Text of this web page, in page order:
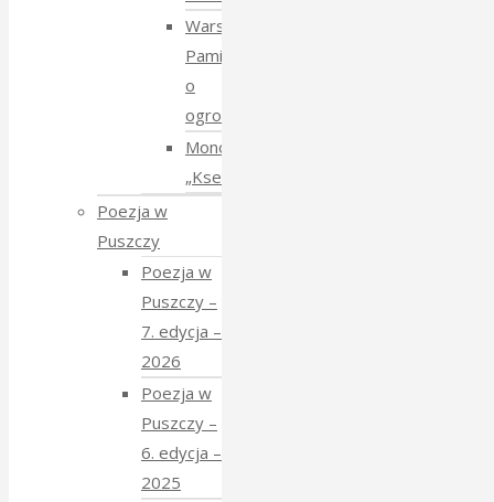
Warsztaty:
Pamiętajmy
o
ogrodach
Monodram
„Ksenia”
Poezja w
Puszczy
Poezja w
Puszczy –
7. edycja –
2026
Poezja w
Puszczy –
6. edycja –
2025